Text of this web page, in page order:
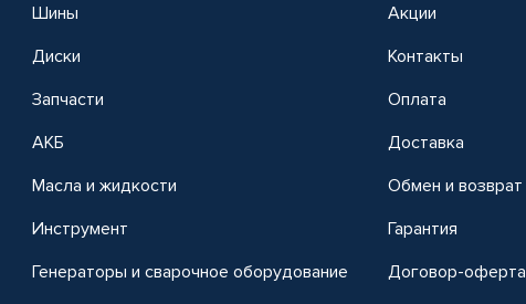
Шины
Диски
Запчасти
АКБ
Масла и жидкости
Инструмент
Генераторы и сварочное оборудование
Акции
Контакты
Оплата
Доставка
Обмен и возврат
Гарантия
Договор-оферта